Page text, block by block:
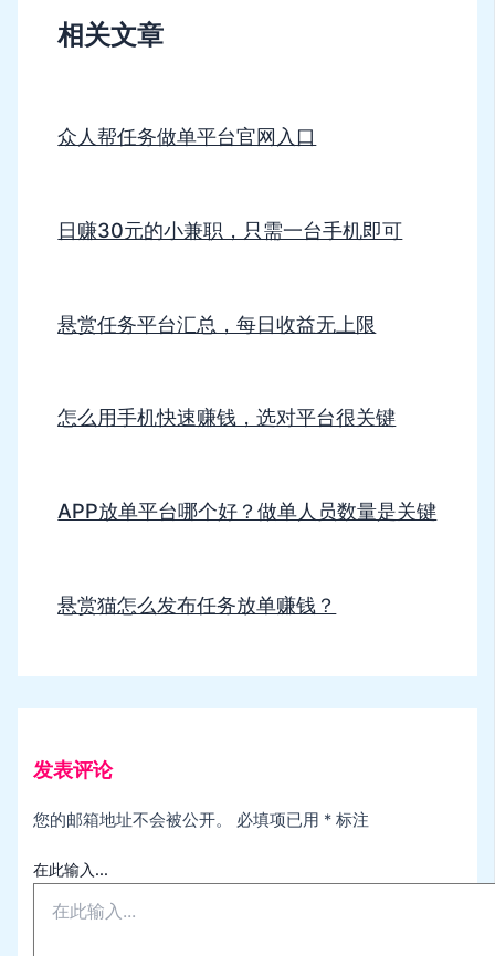
相关文章
众人帮任务做单平台官网入口
日赚30元的小兼职，只需一台手机即可
悬赏任务平台汇总，每日收益无上限
怎么用手机快速赚钱，选对平台很关键
APP放单平台哪个好？做单人员数量是关键
悬赏猫怎么发布任务放单赚钱？
发表评论
您的邮箱地址不会被公开。 必填项已用 * 标注
在此输入...